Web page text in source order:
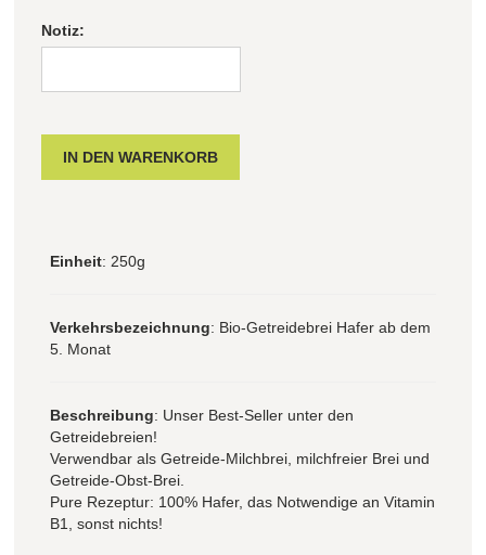
Notiz:
Einheit: 250g
Verkehrsbezeichnung: Bio-Getreidebrei Hafer ab dem
5. Monat
Beschreibung: Unser Best-Seller unter den
Getreidebreien!
Verwendbar als Getreide-Milchbrei, milchfreier Brei und
Getreide-Obst-Brei.
Pure Rezeptur: 100% Hafer, das Notwendige an Vitamin
B1, sonst nichts!